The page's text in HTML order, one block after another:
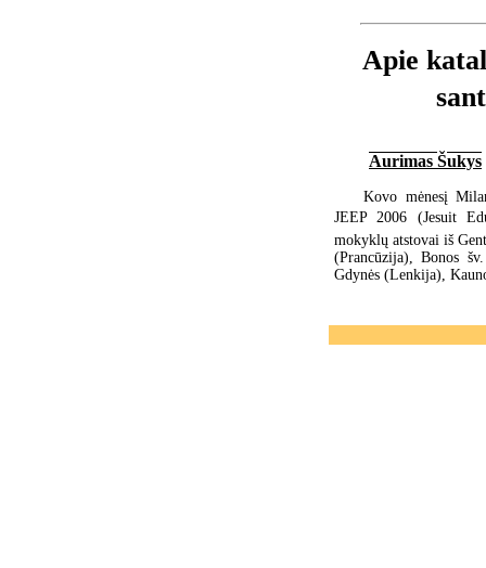
Apie
Aurimas Šukys
Kovo mėnesį
JEEP 2006 (Jesuit
mokyklų atstovai iš
(Prancūzija), Bonos
Gdynės (Lenkija),